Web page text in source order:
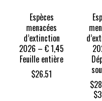
Espèces
menacées
d’extinction
2026 – € 1,45
Feuille entière
$26.51
$
$